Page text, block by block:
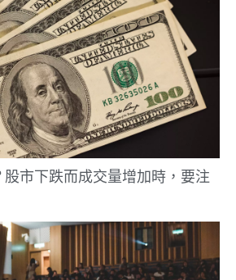
市下跌而成交量增加時，要注